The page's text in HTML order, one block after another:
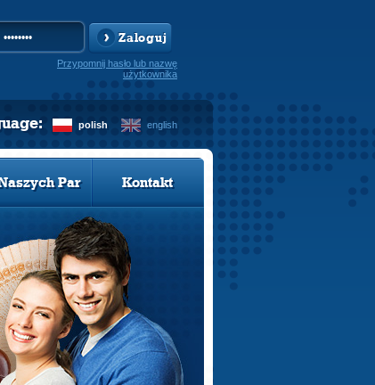
Zaloguj
Przypomnij hasło lub nazwę
użytkownika
polish english
Par Kontakt